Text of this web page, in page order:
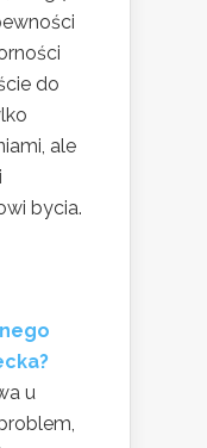
do
ale
bycia.
u